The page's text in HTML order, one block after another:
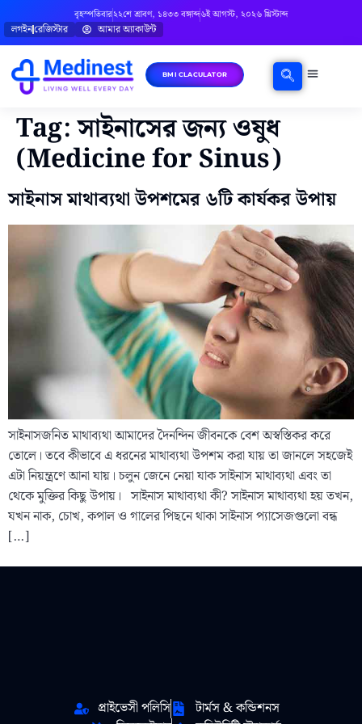
বৃহস্পতিবার২২শে শ্রাবণ, ১৪৩৩ বঙ্গাব্দ৬ই আগস্ট, ২০২৬ খ্রিস্টাব্দ
লগইনরেজিস্টার আমার অ্যাকাউন্ট
BMI CLACULATOR
Tag:সাইনাসের জন্য ওষুধ
(Medicine for Sinus)
সাইনাস মাথাব্যথা উপশমের ৬টি কার্যকর উপায়
সাইনাসজনিত মাথাব্যথা আমাদের দৈনন্দিন জীবনকে বেশ অস্বস্তিকর করে
তোলে। তবে কীভাবে এ ধরনের মাথাব্যথা উপশম করা যায় তা জানলে সহজেই
এটা নিয়ন্ত্রণে আনা যায়। চলুন জেনে নেয়া যাক সাইনাস মাথাব্যথা এবং তা
থেকে মুক্তির কিছু উপায়। সাইনাস মাথাব্যথা কী? সাইনাস মাথাব্যথা হয় তখন,
যখন নাক, চোখ, কপাল ও গালের পিছনে থাকা সাইনাস প্যাসেজগুলো বন্ধ
[…]
প্রাইভেসী পলিসি
টার্মস & কন্ডিশনস